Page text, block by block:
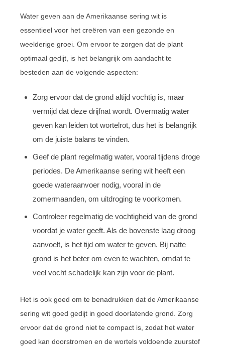
Water geven aan de Amerikaanse sering wit is
essentieel voor het creëren van een gezonde en
weelderige groei. Om ervoor te zorgen dat de plant
optimaal gedijt, is het belangrijk om aandacht te
besteden aan de volgende aspecten:
Zorg ervoor dat de grond altijd vochtig is, maar
vermijd dat deze drijfnat wordt. Overmatig water
geven kan leiden tot wortelrot, dus het is belangrijk
om de juiste balans te vinden.
Geef de plant regelmatig water, vooral tijdens droge
periodes. De Amerikaanse sering wit heeft een
goede wateraanvoer nodig, vooral in de
zomermaanden, om uitdroging te voorkomen.
Controleer regelmatig de vochtigheid van de grond
voordat je water geeft. Als de bovenste laag droog
aanvoelt, is het tijd om water te geven. Bij natte
grond is het beter om even te wachten, omdat te
veel vocht schadelijk kan zijn voor de plant.
Het is ook goed om te benadrukken dat de Amerikaanse
sering wit goed gedijt in goed doorlatende grond. Zorg
ervoor dat de grond niet te compact is, zodat het water
goed kan doorstromen en de wortels voldoende zuurstof